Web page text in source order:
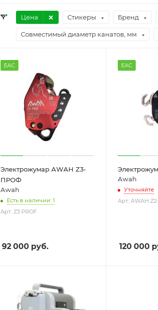
Цена Стикеры Бренд
Совместимый диаметр канатов, мм
EAC
Электрожумар AWAH Z3-
ПРОФ
Awah
Есть в наличии: 1
Арт.: Z3 PROF
92 000 руб.
EAC
Awah
Уточняйте
Арт.: AWAH
120 000